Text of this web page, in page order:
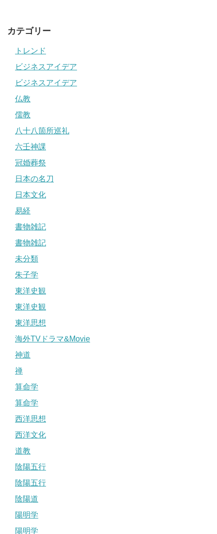
カテゴリー
トレンド
ビジネスアイデア
ビジネスアイデア
仏教
儒教
八十八箇所巡礼
六壬神課
冠婚葬祭
日本の名刀
日本文化
易経
書物雑記
書物雑記
未分類
朱子学
東洋史観
東洋史観
東洋思想
海外TVドラマ&Movie
神道
禅
算命学
算命学
西洋思想
西洋文化
道教
陰陽五行
陰陽五行
陰陽道
陽明学
陽明学